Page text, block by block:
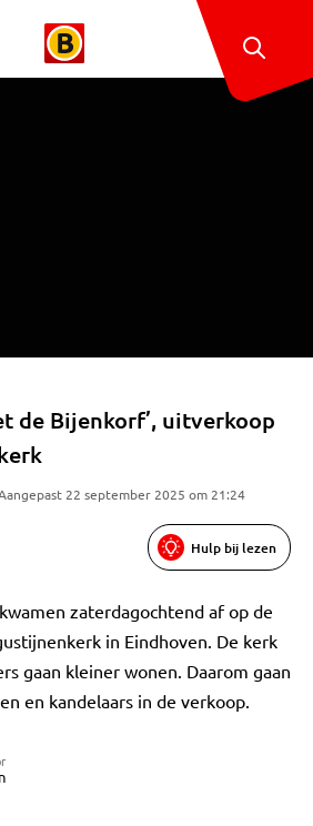
de Bijenkorf’, uitverkoop
22 september 2025 om 21:24
Hulp bij lezen
zaterdagochtend af op de
in Eindhoven. De kerk
gaan kleiner wonen. Daarom gaan
en kandelaars in de verkoop.